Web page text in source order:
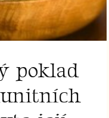
poklad